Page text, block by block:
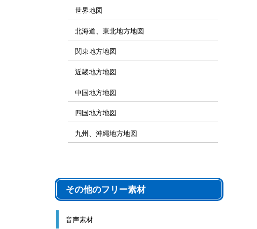
世界地図
北海道、東北地方地図
関東地方地図
近畿地方地図
中国地方地図
四国地方地図
九州、沖縄地方地図
その他のフリー素材
音声素材